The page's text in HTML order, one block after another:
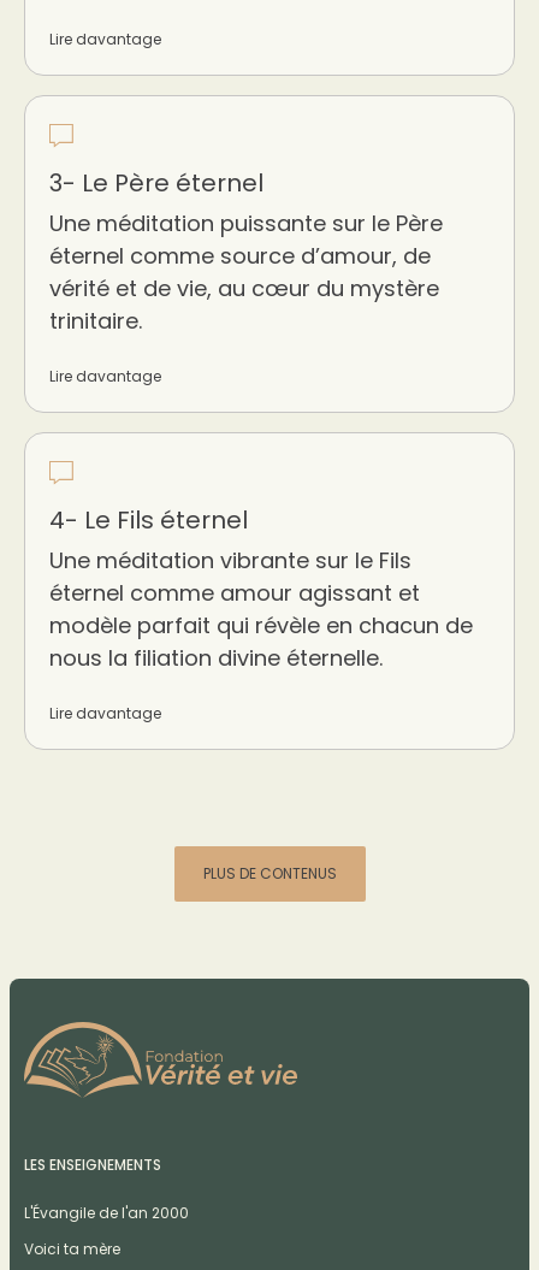
Lire davantage
3- Le Père éternel
Une méditation puissante sur le Père
éternel comme source d’amour, de
vérité et de vie, au cœur du mystère
trinitaire.
Lire davantage
4- Le Fils éternel
Une méditation vibrante sur le Fils
éternel comme amour agissant et
modèle parfait qui révèle en chacun de
nous la filiation divine éternelle.
Lire davantage
PLUS DE CONTENUS
LES ENSEIGNEMENTS
L'Évangile de l'an 2000
Voici ta mère